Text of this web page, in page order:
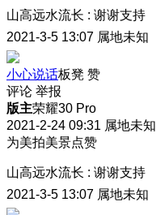
山高远水流长 : 谢谢支持
2021-3-5 13:07 属地未知
小心说话板凳 赞
评论 举报
版主荣耀30 Pro
2021-2-24 09:31 属地未知
为美拍美景点赞
山高远水流长 : 谢谢支持
2021-3-5 13:07 属地未知